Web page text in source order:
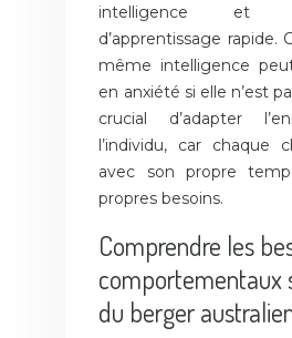
intelligence et
d’apprentissage rapide.
même intelligence
en anxiété si elle n’est
crucial d’adapter
l’individu, car chaque
avec son propre
propres besoins.
Comprendre les
comportementaux
du berger